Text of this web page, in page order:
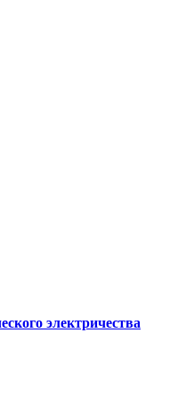
электричества